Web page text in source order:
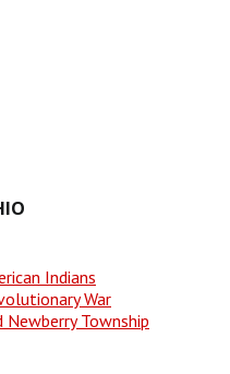
Indians
War
Township